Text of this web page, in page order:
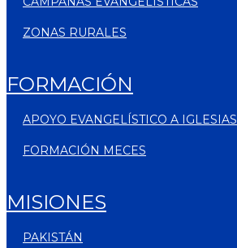
ZONAS RURALES
FORMACIÓN
APOYO EVANGELÍSTICO A IGLESIAS
FORMACIÓN MECES
MISIONES
PAKISTÁN